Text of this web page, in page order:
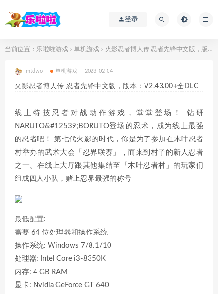
登录
当前位置： 乐啦啦游戏 > 单机游戏 > 火影忍者博人传 忍者先锋中文版，版本：V2.43.00+全DLC
mtdwo 单机游戏 2023-02-04
火影忍者博人传 忍者先锋中文版，版本：V2.43.00+全DLC
线上特技忍者对战动作游戏，堂堂登场！ 钻研
NARUTO&#12539;BORUTO登场的忍术，成为线上最强
的忍者吧！ 第七代火影的时代，你是为了参加在木叶忍者
村举办的武术大会「忍界联赛」，而来到村子的新人忍者
之一。在线上大厅跟其他集结至「木叶忍者村」的玩家们
组成四人小队，赌上忍界最强的称号
最低配置:
需要 64 位处理器和操作系统
操作系统: Windows 7/8.1/10
处理器: Intel Core i3-8350K
内存: 4 GB RAM
显卡: Nvidia GeForce GT 640